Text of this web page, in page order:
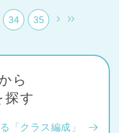
34 35
ら
探す
「クラス編成」